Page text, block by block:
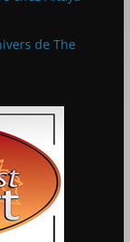
de The